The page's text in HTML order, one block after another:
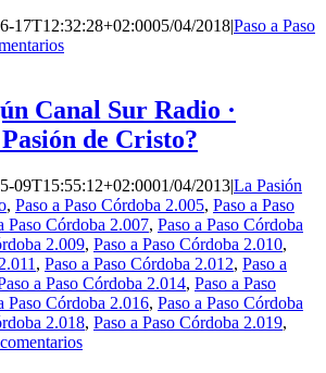
17T12:32:28+02:0005/04/2018|Paso a Paso
Canal Sur Radio ·
de Cristo?
09T15:55:12+02:0001/04/2013|La Pasión
, Paso a Paso Córdoba 2.005, Paso a Paso
Paso Córdoba 2.007, Paso a Paso Córdoba
2.009, Paso a Paso Córdoba 2.010,
, Paso a Paso Córdoba 2.012, Paso a
a Paso Córdoba 2.014, Paso a Paso
Paso Córdoba 2.016, Paso a Paso Córdoba
2.018, Paso a Paso Córdoba 2.019,